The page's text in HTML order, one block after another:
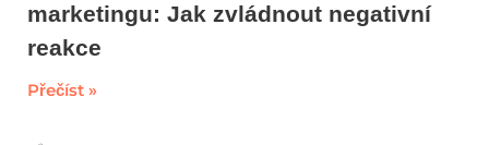
marketingu: Jak zvládnout negativní
reakce
Přečíst »